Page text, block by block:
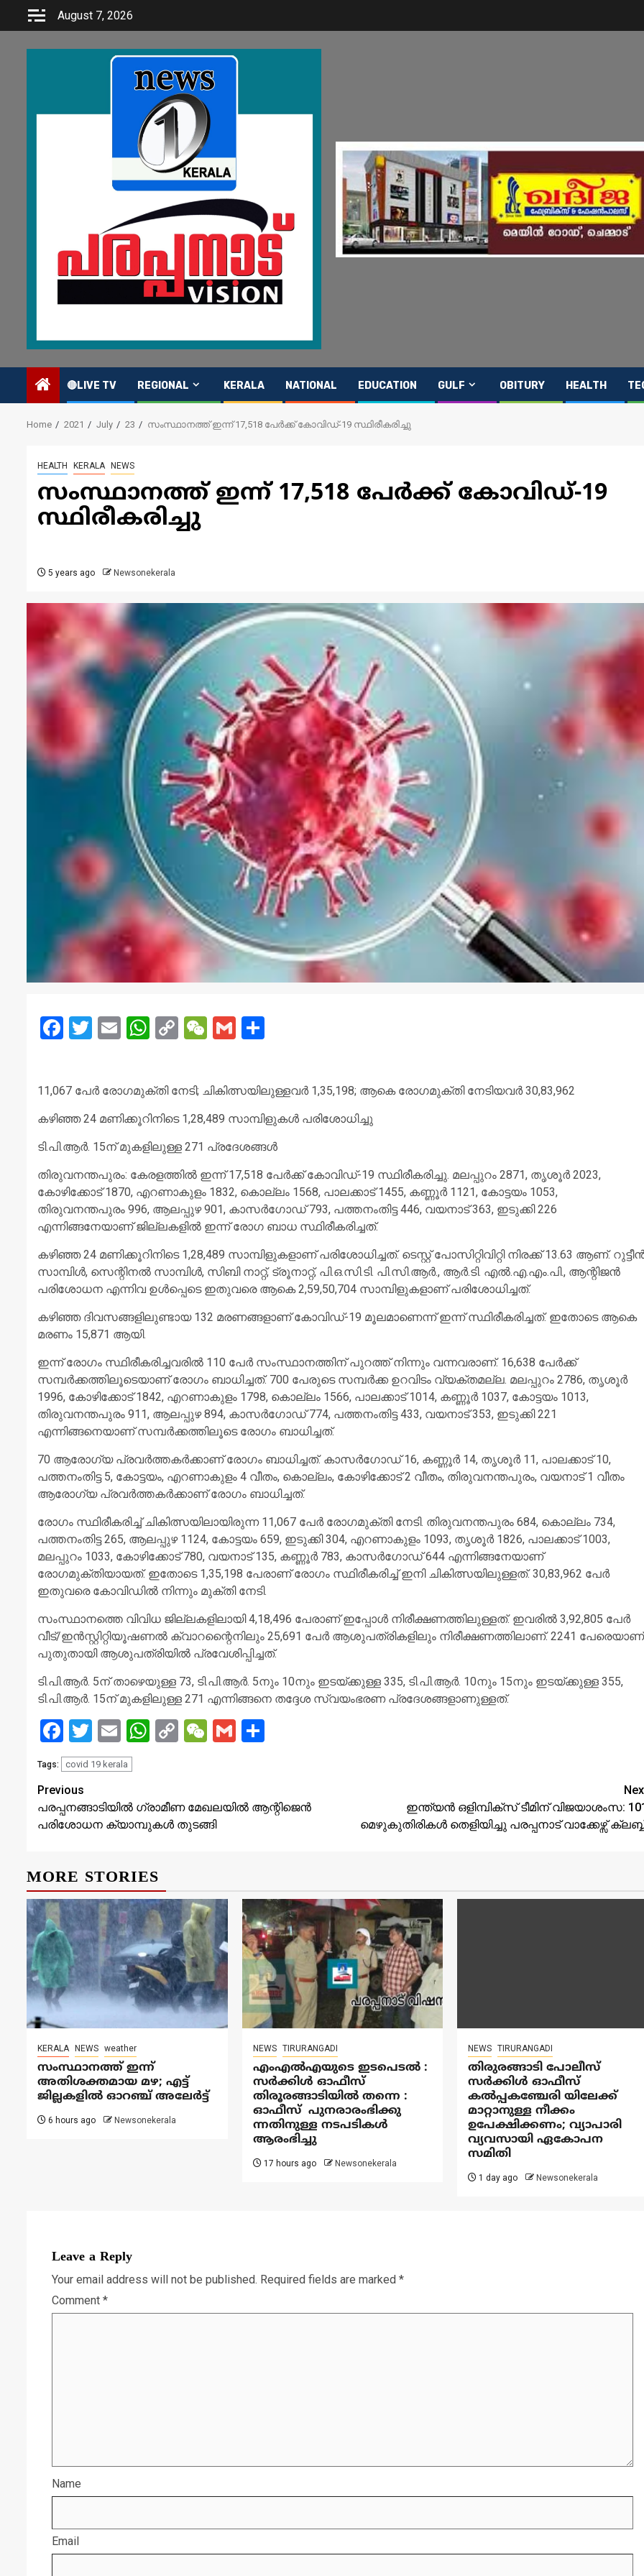
August 7, 2026
🔴LIVE TV REGIONAL KERALA NATIONAL EDUCATION GULF OBITURY HEALTH
Home 2021 July 23 സംസ്ഥാനത്ത് ഇന്ന് 17,518 പേര്‍ക്ക് കോവിഡ്-19 സ്ഥിരീകരിച്ചു
HEALTH KERALA NEWS
സംസ്ഥാനത്ത് ഇന്ന് 17,518 പേര്‍ക്ക് കോവിഡ്-19
സ്ഥിരീകരിച്ചു
5 years ago Newsonekerala
Facebook
Twitter
EmailWhatsApp
CopyWeChat
Gmail
11,067 പേര്‍ രോഗമുക്തി നേടി; ചികിത്സയിലുള്ളവര്‍ 1,35,198; ആകെ രോഗമുക്തി നേടിയവര്‍ 30,83,962
കഴിഞ്ഞ 24 മണിക്കൂറിനിടെ 1,28,489 സാമ്പിളുകള്‍ പരിശോധിച്ചു
ടി.പി.ആര്‍. 15ന് മുകളിലുള്ള 271 പ്രദേശങ്ങള്‍
തിരുവനന്തപുരം: കേരളത്തില്‍ ഇന്ന് 17,518 പേര്‍ക്ക് കോവിഡ്-19 സ്ഥിരീകരിച്ചു. മലപ്പുറം 2871, തൃശൂര്‍ 2023,
കോഴിക്കോട് 1870, എറണാകുളം 1832, കൊല്ലം 1568, പാലക്കാട് 1455, കണ്ണൂര്‍ 1121, കോട്ടയം 1053,
തിരുവനന്തപുരം 996, ആലപ്പുഴ 901, കാസര്‍ഗോഡ് 793, പത്തനംതിട്ട 446, വയനാട് 363, ഇടുക്കി 226
എന്നിങ്ങനേയാണ് ജില്ലകളില്‍ ഇന്ന് രോഗ ബാധ സ്ഥിരീകരിച്ചത്.
കഴിഞ്ഞ 24 മണിക്കൂറിനിടെ 1,28,489 സാമ്പിളുകളാണ് പരിശോധിച്ചത്. ടെസ്റ്റ് പോസിറ്റിവിറ്റി നിരക്ക് 13.63 ആണ്.
സാമ്പിള്‍, സെന്റിനല്‍ സാമ്പിള്‍, സിബി നാറ്റ്, ട്രൂനാറ്റ്, പി.ഒ.സി.ടി. പി.സി.ആര്‍., ആര്‍.ടി. എല്‍.എ.എം.പി., ആന്റിജന്‍
പരിശോധന എന്നിവ ഉള്‍പ്പെടെ ഇതുവരെ ആകെ 2,59,50,704 സാമ്പിളുകളാണ് പരിശോധിച്ചത്.
കഴിഞ്ഞ ദിവസങ്ങളിലുണ്ടായ 132 മരണങ്ങളാണ് കോവിഡ്-19 മൂലമാണെന്ന് ഇന്ന് സ്ഥിരീകരിച്ചത്. ഇതോടെ ആകെ
മരണം 15,871 ആയി.
ഇന്ന് രോഗം സ്ഥിരീകരിച്ചവരില്‍ 110 പേര്‍ സംസ്ഥാനത്തിന് പുറത്ത് നിന്നും വന്നവരാണ്. 16,638 പേര്‍ക്ക്
സമ്പര്‍ക്കത്തിലൂടെയാണ് രോഗം ബാധിച്ചത്. 700 പേരുടെ സമ്പര്‍ക്ക ഉറവിടം വ്യക്തമല്ല. മലപ്പുറം 2786, തൃശൂര്‍
1996, കോഴിക്കോട് 1842, എറണാകുളം 1798, കൊല്ലം 1566, പാലക്കാട് 1014, കണ്ണൂര്‍ 1037, കോട്ടയം 1013,
തിരുവനന്തപുരം 911, ആലപ്പുഴ 894, കാസര്‍ഗോഡ് 774, പത്തനംതിട്ട 433, വയനാട് 353, ഇടുക്കി 221
എന്നിങ്ങനെയാണ് സമ്പര്‍ക്കത്തിലൂടെ രോഗം ബാധിച്ചത്.
70 ആരോഗ്യ പ്രവര്‍ത്തകര്‍ക്കാണ് രോഗം ബാധിച്ചത്. കാസര്‍ഗോഡ് 16, കണ്ണൂര്‍ 14, തൃശൂര്‍ 11, പാലക്കാട് 10,
പത്തനംതിട്ട 5, കോട്ടയം, എറണാകുളം 4 വീതം, കൊല്ലം, കോഴിക്കോട് 2 വീതം, തിരുവനന്തപുരം, വയനാട് 1 വീതം
ആരോഗ്യ പ്രവര്‍ത്തകര്‍ക്കാണ് രോഗം ബാധിച്ചത്.
രോഗം സ്ഥിരീകരിച്ച് ചികിത്സയിലായിരുന്ന 11,067 പേര്‍ രോഗമുക്തി നേടി. തിരുവനന്തപുരം 684, കൊല്ലം 734,
പത്തനംതിട്ട 265, ആലപ്പുഴ 1124, കോട്ടയം 659, ഇടുക്കി 304, എറണാകുളം 1093, തൃശൂര്‍ 1826, പാലക്കാട് 1003,
മലപ്പുറം 1033, കോഴിക്കോട് 780, വയനാട് 135, കണ്ണൂര്‍ 783, കാസര്‍ഗോഡ് 644 എന്നിങ്ങനേയാണ്
രോഗമുക്തിയായത്. ഇതോടെ 1,35,198 പേരാണ് രോഗം സ്ഥിരീകരിച്ച് ഇനി ചികിത്സയിലുള്ളത്. 30,83,962 പേര്‍
ഇതുവരെ കോവിഡില്‍ നിന്നും മുക്തി നേടി.
സംസ്ഥാനത്തെ വിവിധ ജില്ലകളിലായി 4,18,496 പേരാണ് ഇപ്പോള്‍ നിരീക്ഷണത്തിലുള്ളത്. ഇവരില്‍ 3,92,805 പേര്‍
വീട്/ഇന്‍സ്റ്റിറ്റിയൂഷണല്‍ ക്വാറന്റൈനിലും 25,691 പേര്‍ ആശുപത്രികളിലും നിരീക്ഷണത്തിലാണ്. 2241 പേരെയാണ്
പുതുതായി ആശുപത്രിയില്‍ പ്രവേശിപ്പിച്ചത്.
ടി.പി.ആര്‍. 5ന് താഴെയുള്ള 73, ടി.പി.ആര്‍. 5നും 10നും ഇടയ്ക്കുള്ള 335, ടി.പി.ആര്‍. 10നും 15നും ഇടയ്ക്കുള്ള 355,
ടി.പി.ആര്‍. 15ന് മുകളിലുള്ള 271 എന്നിങ്ങനെ തദ്ദേശ സ്വയംഭരണ പ്രദേശങ്ങളാണുള്ളത്.
Facebook
Twitter
EmailWhatsApp
CopyWeChat
Gmail
Tags: covid 19 kerala
Continue
Reading
Previous
പരപ്പനങ്ങാടിയില്‍ ഗ്രാമീണ മേഖലയില്‍ ആന്റിജെന്‍
പരിശോധന ക്യാമ്പുകള്‍ തുടങ്ങി
ഇന്ത്യൻ ഒളിമ്പിക്സ് ടീമിന് വിജയാശംസ:
മെഴുകുതിരികൾ തെളിയിച്ചു പരപ്പനാട് വാക്കേഴ്സ്
MORE STORIES
KERALA NEWS weather
സംസ്ഥാനത്ത് ഇന്ന്
അതിശക്തമായ മഴ; എട്ട്
ജില്ലകളിൽ ഓറഞ്ച് അലേര്‍ട്ട്
6 hours ago Newsonekerala
NEWS TIRURANGADI
എംഎൽഎയുടെ ഇടപെടൽ :
സര്‍ക്കിള്‍ ഓഫീസ്
തിരൂരങ്ങാടിയിൽ തന്നെ :
ഓഫീസ് പുനരാരംഭിക്കു
ന്നതിനുള്ള നടപടികൾ
ആരംഭിച്ചു
17 hours ago Newsonekerala
NEWS TIRURANGADI
തിരുരങ്ങാടി പോലീസ്
സർക്കിൾ ഓഫീസ്
കൽപ്പകഞ്ചേരി യിലേക്ക്
മാറ്റാനുള്ള നീക്കം
ഉപേക്ഷിക്കണം; വ്യാപാരി
വ്യവസായി ഏകോപന
സമിതി
1 day ago Newsonekerala
Leave a Reply
Your email address will not be published. Required fields are marked *
Comment *
Name
Email